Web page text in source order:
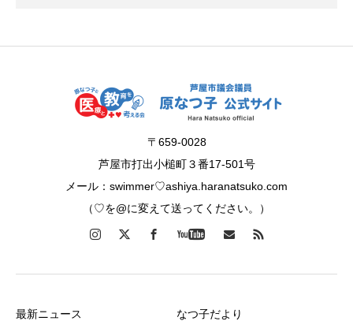
〒659-0028
芦屋市打出小槌町３番17-501号
メール：swimmer♡ashiya.haranatsuko.com
（♡を@に変えて送ってください。）
最新ニュース なつ子だより